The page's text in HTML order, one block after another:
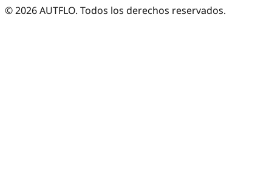
©2026AUTFLO. Todos los derechos reservados.